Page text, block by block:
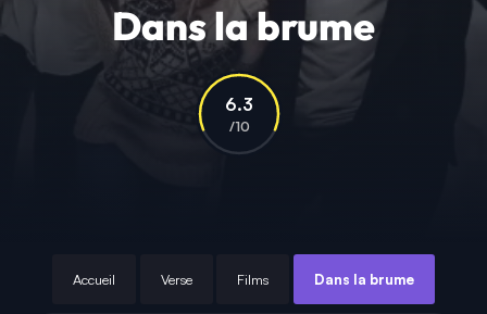
Dans la brume
6.3
/10
Accueil Verse Films Dans la brume